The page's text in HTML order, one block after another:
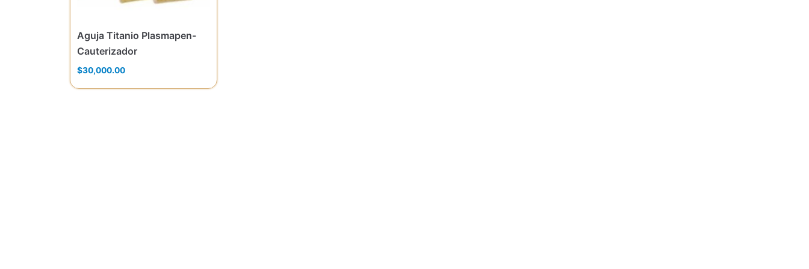
Aguja Titanio Plasmapen-
Cauterizador
$30,000.00